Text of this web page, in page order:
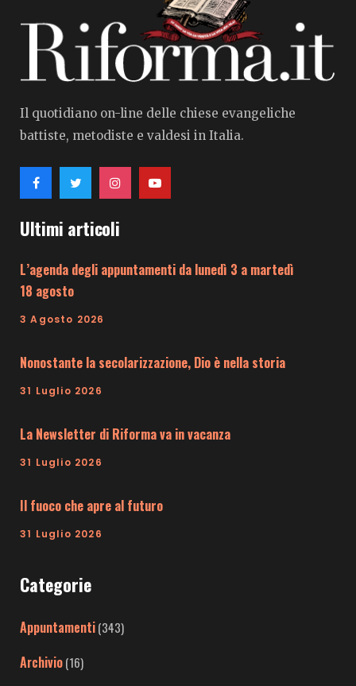
Il quotidiano on-line delle chiese evangeliche
battiste, metodiste e valdesi in Italia.
Ultimi articoli
L’agenda degli appuntamenti da lunedì 3 a martedì
18 agosto
3 Agosto 2026
Nonostante la secolarizzazione, Dio è nella storia
31 Luglio 2026
La Newsletter di Riforma va in vacanza
31 Luglio 2026
Il fuoco che apre al futuro
31 Luglio 2026
Categorie
Appuntamenti(343)
Archivio(16)